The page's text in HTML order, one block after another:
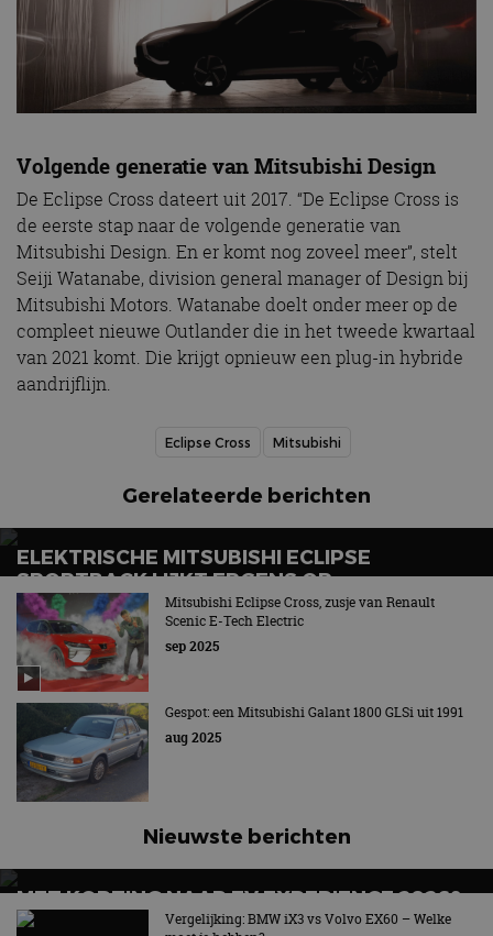
Volgende generatie van Mitsubishi Design
De Eclipse Cross dateert uit 2017. “De Eclipse Cross is
de eerste stap naar de volgende generatie van
Mitsubishi Design. En er komt nog zoveel meer”, stelt
Seiji Watanabe, division general manager of Design bij
Mitsubishi Motors. Watanabe doelt onder meer op de
compleet nieuwe Outlander die in het tweede kwartaal
van 2021 komt. Die krijgt opnieuw een plug-in hybride
aandrijflijn.
Eclipse Cross Mitsubishi
Gerelateerde berichten
ELEKTRISCHE MITSUBISHI ECLIPSE
SPORTBACK LIJKT ERGENS OP…
Mitsubishi Eclipse Cross, zusje van Renault
Scenic E-Tech Electric
sep 2025
Gespot: een Mitsubishi Galant 1800 GLSi uit 1991
aug 2025
Nieuwste berichten
MET KORTING NAAR EV EXPERIENCE 2026?
AUTORAI REGELT HET!Vergelijking: BMW iX3 vs Volvo EX60 – Welke